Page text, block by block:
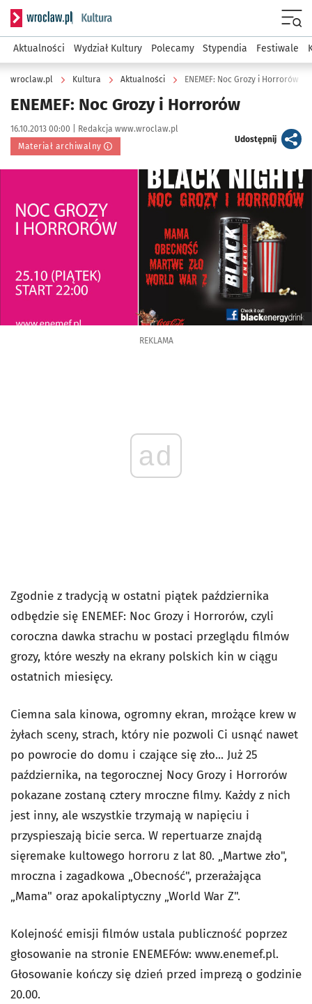
Serwis informacyjny wroclaw.pl podserwis: Kultura
Aktualności Wydział Kultury Polecamy Stypendia Festiwale
wroclaw.pl Kultura Aktualności ENEMEF: Noc Grozy i Horrorów
ENEMEF: Noc Grozy i Horrorów
Data publikacji:
16.10.2013 00:00 | Autor:
Redakcja www.wroclaw.pl
Materiał archiwalny
Udostępnijartykuł
REKLAMA
ad
Zgodnie z tradycją w ostatni piątek października
odbędzie się ENEMEF: Noc Grozy i Horrorów, czyli
coroczna dawka strachu w postaci przeglądu filmów
grozy, które weszły na ekrany polskich kin w ciągu
ostatnich miesięcy.
Ciemna sala kinowa, ogromny ekran, mrożące krew w
żyłach sceny, strach, który nie pozwoli Ci usnąć nawet
po powrocie do domu i czające się zło... Już 25
października, na tegorocznej Nocy Grozy i Horrorów
pokazane zostaną cztery mroczne filmy. Każdy z nich
jest inny, ale wszystkie trzymają w napięciu i
przyspieszają bicie serca. W repertuarze znajdą
sięremake kultowego horroru z lat 80. „Martwe zło",
mroczna i zagadkowa „Obecność", przerażająca
„Mama" oraz apokaliptyczny „World War Z".
Kolejność emisji filmów ustala publiczność poprzez
głosowanie na stronie ENEMEFów: www.enemef.pl.
Głosowanie kończy się dzień przed imprezą o godzinie
20.00.